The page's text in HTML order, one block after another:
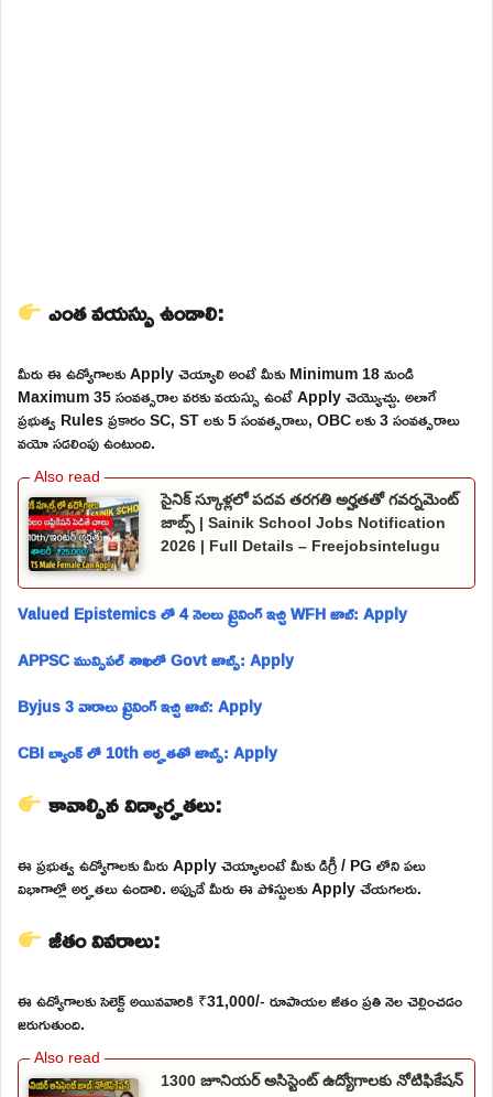
ఎంత వయస్సు ఉండాలి:
మీరు ఈ ఉద్యోగాలకు Apply చెయ్యాలి అంటే మీకు Minimum 18 నుండి
Maximum 35 సంవత్సరాల వరకు వయస్సు ఉంటే Apply చెయ్యొచ్చు. అలాగే
ప్రభుత్వ Rules ప్రకారం SC, ST లకు 5 సంవత్సరాలు, OBC లకు 3 సంవత్సరాలు
వయో సడలింపు ఉంటుంది.
సైనిక్ స్కూళ్లలో పదవ తరగతి అర్హతతో గవర్నమెంట్
జాబ్స్ | Sainik School Jobs Notification
2026 | Full Details – Freejobsintelugu
Valued Epistemics లో 4 నెలలు ట్రైనింగ్ ఇచ్చి WFH జాబ్: Apply
APPSC మున్సిపల్ శాఖలో Govt జాబ్స్: Apply
Byjus 3 వారాలు ట్రైనింగ్ ఇచ్చి జాబ్: Apply
CBI బ్యాంక్ లో 10th అర్హతతో జాబ్స్: Apply
కావాల్సిన విద్యార్హతలు:
ఈ ప్రభుత్వ ఉద్యోగాలకు మీరు Apply చెయ్యాలంటే మీకు డిగ్రీ / PG లోని పలు
విభాగాల్లో అర్హతలు ఉండాలి. అప్పుడే మీరు ఈ పోస్టులకు Apply చేయగలరు.
జీతం వివరాలు:
ఈ ఉద్యోగాలకు సెలెక్ట్ అయినవారికి ₹31,000/- రూపాయల జీతం ప్రతి నెల చెల్లించడం
జరుగుతుంది.
1300 జూనియర్ అసిస్టెంట్ ఉద్యోగాలకు నోటిఫికేషన్